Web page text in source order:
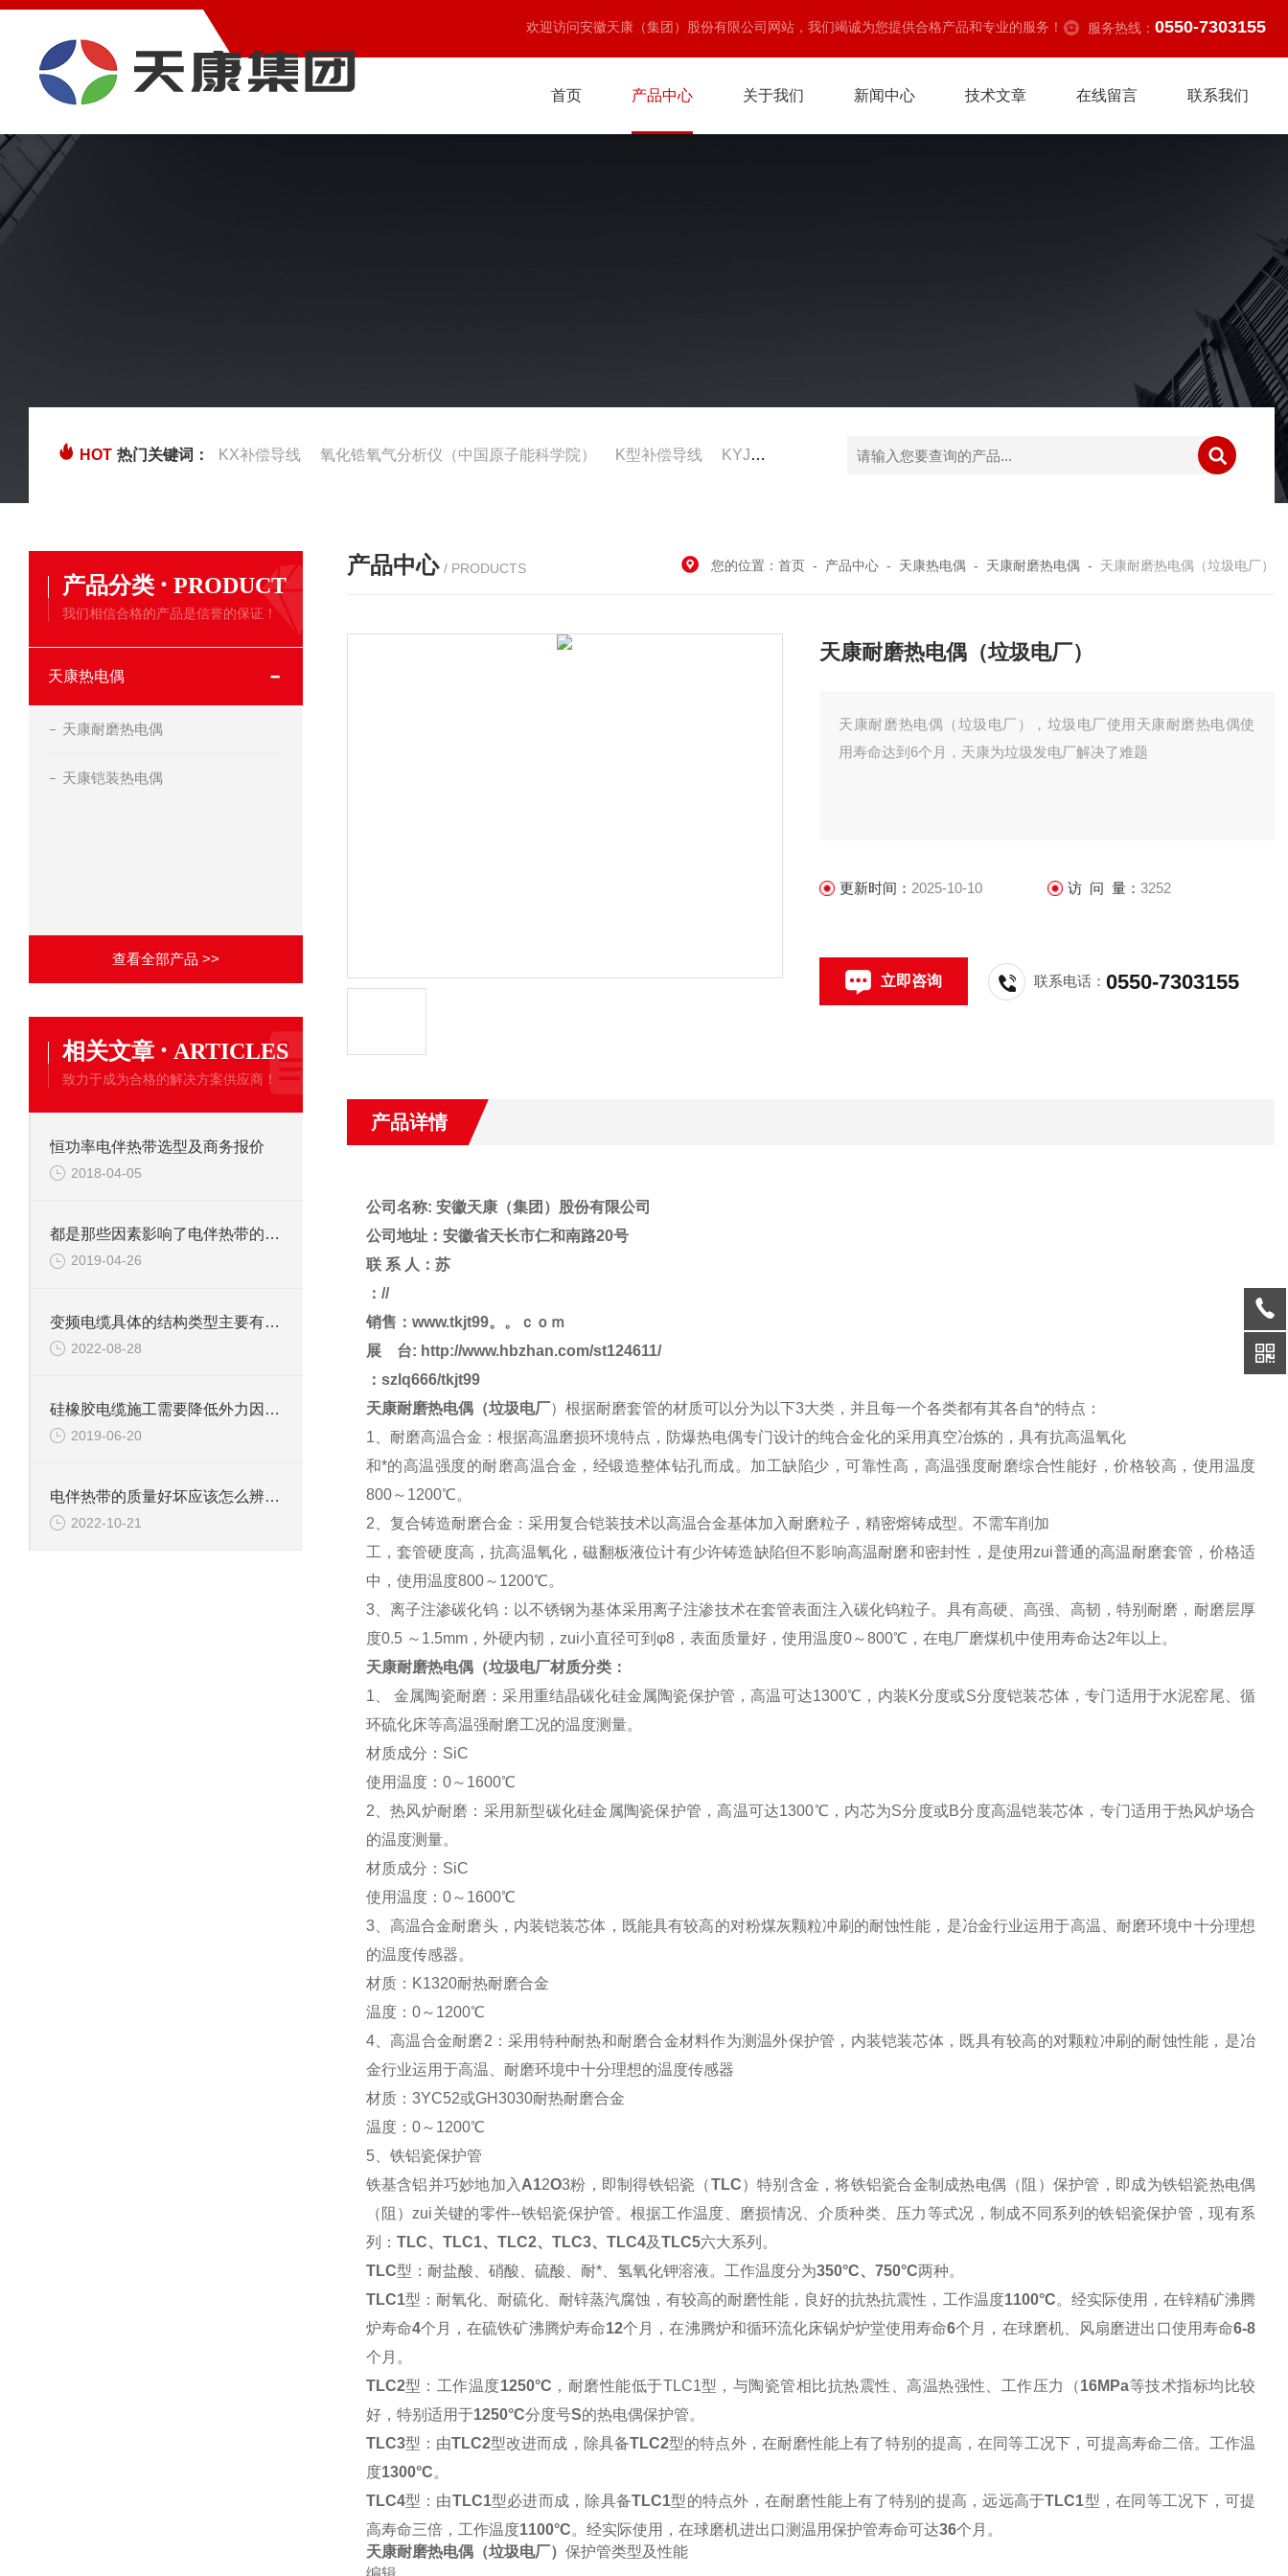
欢迎访问安徽天康（集团）股份有限公司网站，我们竭诚为您提供合格产品和专业的服务！ 服务热线： 0550-7303155
首页 产品中心 关于我们 新闻中心 技术文章 在线留言 联系我们
HOT 热门关键词： KX补偿导线 氧化锆氧气分析仪（中国原子能科学院） K型补偿导线 KYJV22控制电缆供应
产品分类 · PRODUCT
我们相信合格的产品是信誉的保证！
天康热电偶
天康耐磨热电偶
天康铠装热电偶
查看全部产品 >>
相关文章 · ARTICLES
致力于成为合格的解决方案供应商！
恒功率电伴热带选型及商务报价
2018-04-05
都是那些因素影响了电伴热带的寿命与质量？
2019-04-26
变频电缆具体的结构类型主要有哪些？
2022-08-28
硅橡胶电缆施工需要降低外力因素影响
2019-06-20
电伴热带的质量好坏应该怎么辨别？
2022-10-21
产品中心 / PRODUCTS 您的位置： 首页 - 产品中心 - 天康热电偶 - 天康耐磨热电偶 - 天康耐磨热电偶（垃圾电厂）
天康耐磨热电偶（垃圾电厂）
天康耐磨热电偶（垃圾电厂），垃圾电厂使用天康耐磨热电偶使
用寿命达到6个月，天康为垃圾发电厂解决了难题
更新时间： 2025-10-10 访 问 量： 3252
立即咨询 联系电话：0550-7303155
产品详情
公司名称: 安徽天康（集团）股份有限公司
公司地址：安徽省天长市仁和南路20号
联 系 人：苏
：//
销售：www.tkjt99。。ｃｏｍ
展 台: http://www.hbzhan.com/st124611/
：szlq666/tkjt99
天康耐磨热电偶（垃圾电厂）根据耐磨套管的材质可以分为以下3大类，并且每一个各类都有其各自*的特点：
1、耐磨高温合金：根据高温磨损环境特点，防爆热电偶专门设计的纯合金化的采用真空冶炼的，具有抗高温氧化
和*的高温强度的耐磨高温合金，经锻造整体钻孔而成。加工缺陷少，可靠性高，高温强度耐磨综合性能好，价格较高，使用温度
800～1200℃。
2、复合铸造耐磨合金：采用复合铠装技术以高温合金基体加入耐磨粒子，精密熔铸成型。不需车削加
工，套管硬度高，抗高温氧化，磁翻板液位计有少许铸造缺陷但不影响高温耐磨和密封性，是使用zui普通的高温耐磨套管，价格适
中，使用温度800～1200℃。
3、离子注渗碳化钨：以不锈钢为基体采用离子注渗技术在套管表面注入碳化钨粒子。具有高硬、高强、高韧，特别耐磨，耐磨层厚
度0.5 ～1.5mm，外硬内韧，zui小直径可到φ8，表面质量好，使用温度0～800℃，在电厂磨煤机中使用寿命达2年以上。
天康耐磨热电偶（垃圾电厂材质分类：
1、 金属陶瓷耐磨：采用重结晶碳化硅金属陶瓷保护管，高温可达1300℃，内装K分度或S分度铠装芯体，专门适用于水泥窑尾、循
环硫化床等高温强耐磨工况的温度测量。
材质成分：SiC
使用温度：0～1600℃
2、热风炉耐磨：采用新型碳化硅金属陶瓷保护管，高温可达1300℃，内芯为S分度或B分度高温铠装芯体，专门适用于热风炉场合
的温度测量。
材质成分：SiC
使用温度：0～1600℃
3、高温合金耐磨头，内装铠装芯体，既能具有较高的对粉煤灰颗粒冲刷的耐蚀性能，是冶金行业运用于高温、耐磨环境中十分理想
的温度传感器。
材质：K1320耐热耐磨合金
温度：0～1200℃
4、高温合金耐磨2：采用特种耐热和耐磨合金材料作为测温外保护管，内装铠装芯体，既具有较高的对颗粒冲刷的耐蚀性能，是冶
金行业运用于高温、耐磨环境中十分理想的温度传感器
材质：3YC52或GH3030耐热耐磨合金
温度：0～1200℃
5、铁铝瓷保护管
铁基含铝并巧妙地加入 A12O3粉，即制得铁铝瓷（TLC）特别含金，将铁铝瓷合金制成热电偶（阻）保护管，即成为铁铝瓷热电偶
（阻）zui关键的零件--铁铝瓷保护管。根据工作温度、磨损情况、介质种类、压力等式况，制成不同系列的铁铝瓷保护管，现有系
列： TLC、 TLC1、 TLC2、 TLC3、 TLC4及TLC5六大系列。
TLC型：耐盐酸、硝酸、硫酸、耐*、氢氧化钾溶液。工作温度分为350°C、 750°C两种。
TLC1型：耐氧化、耐硫化、耐锌蒸汽腐蚀，有较高的耐磨性能，良好的抗热抗震性，工作温度1100°C。经实际使用，在锌精矿沸腾
炉寿命4个月，在硫铁矿沸腾炉寿命12个月，在沸腾炉和循环流化床锅炉炉堂使用寿命6个月，在球磨机、风扇磨进出口使用寿命6-8
个月。
TLC2型：工作温度1250°C ，耐磨性能低于TLC1型，与陶瓷管相比抗热震性、高温热强性、工作压力（16MPa等技术指标均比较
好，特别适用于1250°C分度号S的热电偶保护管。
TLC3型：由TLC2型改进而成，除具备TLC2型的特点外，在耐磨性能上有了特别的提高，在同等工况下，可提高寿命二倍。工作温
度1300°C。
TLC4型：由TLC1型必进而成，除具备TLC1型的特点外，在耐磨性能上有了特别的提高，远远高于TLC1型，在同等工况下，可提
高寿命三倍，工作温度1100°C。经实际使用，在球磨机进出口测温用保护管寿命可达36个月。
天康耐磨热电偶（垃圾电厂） 保护管类型及性能